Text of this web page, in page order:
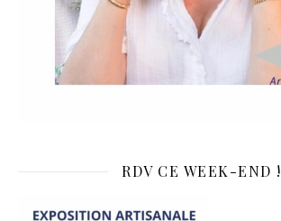
RDV CE WEEK-END !